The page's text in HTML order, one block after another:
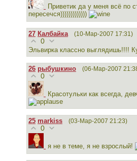
Приветик да у меня всё по
пересечся)))))))))))))
27 Калбайка (10-Мар-2007 17:31)
0
Эльвирка классно выглядишь!!!!
26 рыбушкино (06-Мар-2007
0
Красотульки как всегда,
25 markiss (03-Мар-2007 21:23)
0
я не в теме, я не взрослый!